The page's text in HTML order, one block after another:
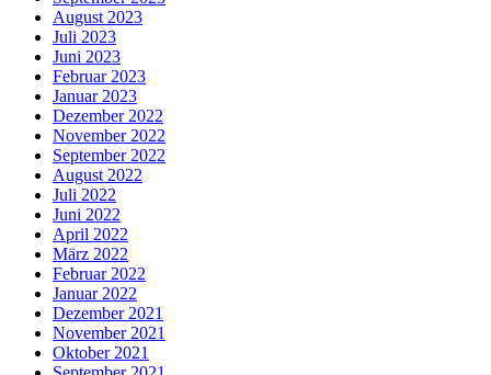
August 2023
Juli 2023
Juni 2023
Februar 2023
Januar 2023
Dezember 2022
November 2022
September 2022
August 2022
Juli 2022
Juni 2022
April 2022
März 2022
Februar 2022
Januar 2022
Dezember 2021
November 2021
Oktober 2021